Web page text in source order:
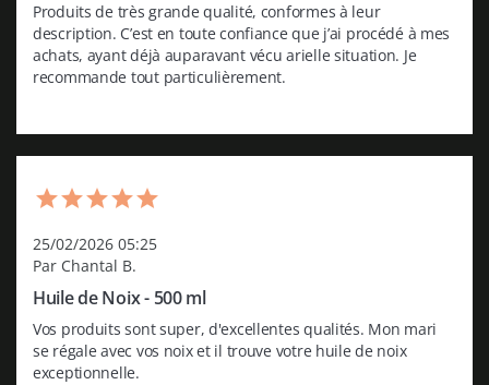
Produits de très grande qualité, conformes à leur
description. C’est en toute confiance que j’ai procédé à mes
achats, ayant déjà auparavant vécu arielle situation. Je
recommande tout particulièrement.
25/02/2026 05:25
Par Chantal B.
Huile de Noix - 500 ml
Vos produits sont super, d'excellentes qualités. Mon mari
se régale avec vos noix et il trouve votre huile de noix
exceptionnelle.